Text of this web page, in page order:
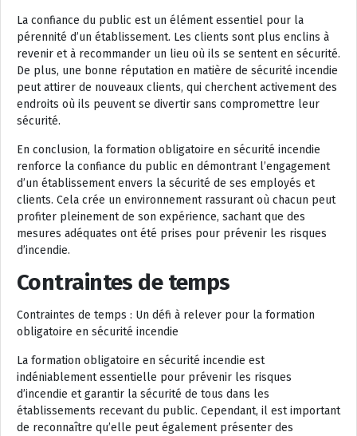
La confiance du public est un élément essentiel pour la
pérennité d’un établissement. Les clients sont plus enclins à
revenir et à recommander un lieu où ils se sentent en sécurité.
De plus, une bonne réputation en matière de sécurité incendie
peut attirer de nouveaux clients, qui cherchent activement des
endroits où ils peuvent se divertir sans compromettre leur
sécurité.
En conclusion, la formation obligatoire en sécurité incendie
renforce la confiance du public en démontrant l’engagement
d’un établissement envers la sécurité de ses employés et
clients. Cela crée un environnement rassurant où chacun peut
profiter pleinement de son expérience, sachant que des
mesures adéquates ont été prises pour prévenir les risques
d’incendie.
Contraintes de temps
Contraintes de temps : Un défi à relever pour la formation
obligatoire en sécurité incendie
La formation obligatoire en sécurité incendie est
indéniablement essentielle pour prévenir les risques
d’incendie et garantir la sécurité de tous dans les
établissements recevant du public. Cependant, il est important
de reconnaître qu’elle peut également présenter des